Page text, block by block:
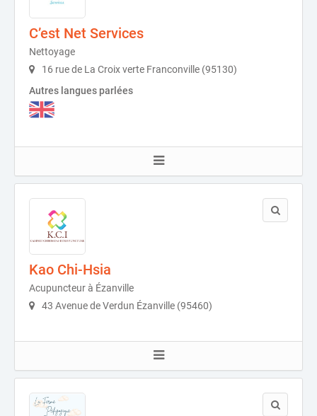
C’est Net Services
Nettoyage
16 rue de La Croix verte Franconville (95130)
Autres langues parlées
Kao Chi-Hsia
Acupuncteur à Ézanville
43 Avenue de Verdun Ézanville (95460)